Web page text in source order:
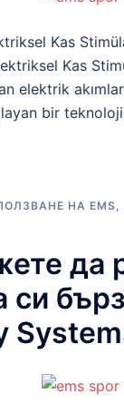
Kas
Kas
elektrik
bir
НА EMS,
да
си